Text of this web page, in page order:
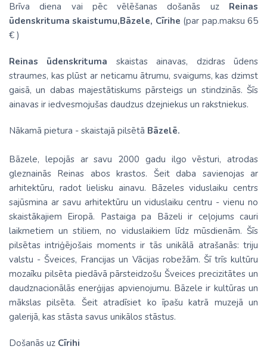
Brīva diena vai pēc vēlēšanas došanās uz Reinas
ūdenskrituma skaistumu,Bāzele, Cīrihe (par pap.maksu 65
€ )
Reinas ūdenskrituma skaistas ainavas, dzidras ūdens
straumes, kas plūst ar neticamu ātrumu, svaigums, kas dzimst
gaisā, un dabas majestātiskums pārsteigs un stindzinās. Šīs
ainavas ir iedvesmojušas daudzus dzejniekus un rakstniekus.
Nākamā pietura - skaistajā pilsētā Bāzelē.
Bāzele, lepojās ar savu 2000 gadu ilgo vēsturi, atrodas
gleznainās Reinas abos krastos. Šeit daba savienojas ar
arhitektūru, radot lielisku ainavu. Bāzeles viduslaiku centrs
sajūsmina ar savu arhitektūru un viduslaiku centru - vienu no
skaistākajiem Eiropā. Pastaiga pa Bāzeli ir ceļojums cauri
laikmetiem un stiliem, no viduslaikiem līdz mūsdienām. Šīs
pilsētas intriģējošais moments ir tās unikālā atrašanās: triju
valstu - Šveices, Francijas un Vācijas robežām. Šī trīs kultūru
mozaīku pilsēta piedāvā pārsteidzošu Šveices precizitātes un
daudznacionālās enerģijas apvienojumu. Bāzele ir kultūras un
mākslas pilsēta. Šeit atradīsiet ko īpašu katrā muzejā un
galerijā, kas stāsta savus unikālos stāstus.
Došanās uz Cīrihi